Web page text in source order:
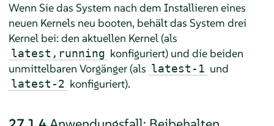
Wenn Sie das System nach dem Installieren eines
neuen Kernels neu booten, behält das System drei
Kernel bei: den aktuellen Kernel (als
latest,running konfiguriert) und die beiden
unmittelbaren Vorgänger (als latest-1 und
latest-2 konfiguriert).